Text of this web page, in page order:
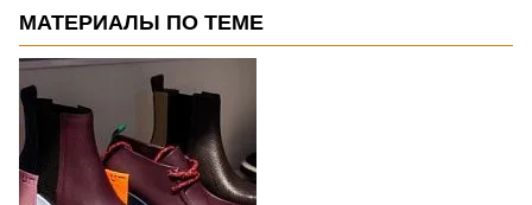
МАТЕРИАЛЫ ПО ТЕМЕ